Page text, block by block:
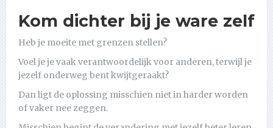
Kom dichter bij je ware zelf
Heb je moeite met grenzen stellen?
Voel je je vaak verantwoordelijk voor anderen, terwijl je
jezelf onderweg bent kwijtgeraakt?
Dan ligt de oplossing misschien niet in harder worden
of vaker nee zeggen.